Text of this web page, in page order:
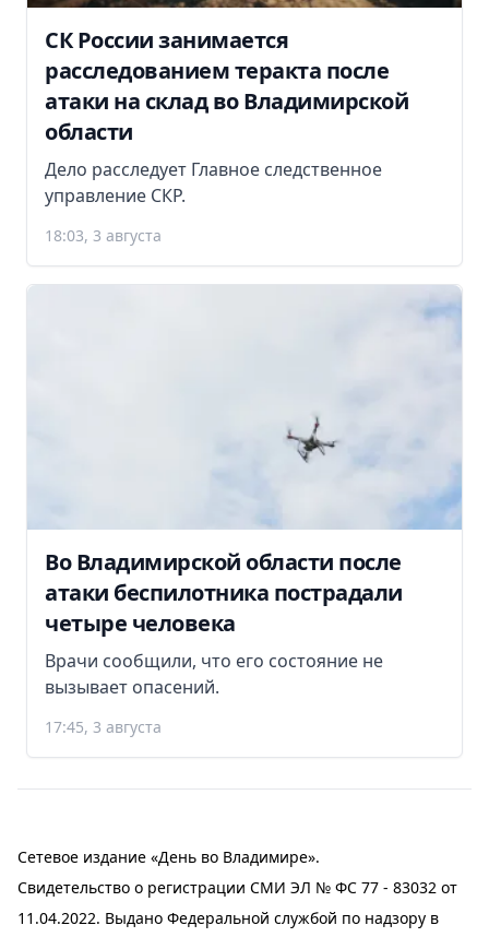
СК России занимается
расследованием теракта после
атаки на склад во Владимирской
области
Дело расследует Главное следственное
управление СКР.
18:03, 3 августа
Во Владимирской области после
атаки беспилотника пострадали
четыре человека
Врачи сообщили, что его состояние не
вызывает опасений.
17:45, 3 августа
Сетевое издание «День во Владимире».
Свидетельство о регистрации СМИ ЭЛ № ФС 77 - 83032 от
11.04.2022. Выдано Федеральной службой по надзору в